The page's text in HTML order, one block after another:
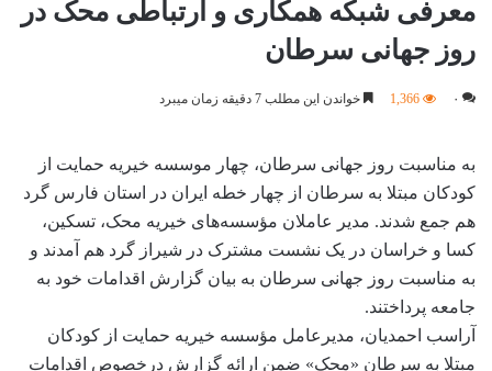
معرفی شبکه همکاری و ارتباطی محک در
روز جهانی سرطان
۰ 1,366 خواندن این مطلب 7 دقیقه زمان میبرد
به مناسبت روز جهانی سرطان، چهار موسسه خیریه حمایت از
کودکان مبتلا به سرطان از چهار خطه ایران در استان فارس گرد
هم جمع شدند. مدیر عاملان مؤسسه‌های خیریه محک، تسکین،
کسا و خراسان در یک نشست مشترک در شیراز گرد هم آمدند و
به مناسبت روز جهانی سرطان به بیان گزارش اقدامات خود به
جامعه‌ پرداختند.
آراسب احمدیان، مدیرعامل مؤسسه خیریه حمایت از کودکان
مبتلا به سرطان «محک» ضمن ارائه گزارش درخصوص اقدامات